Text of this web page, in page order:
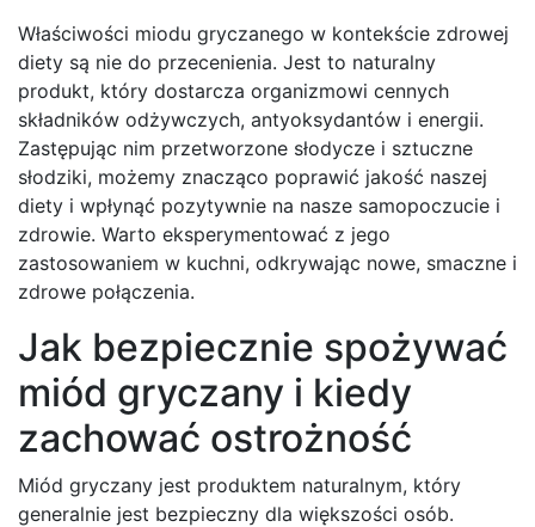
Właściwości miodu gryczanego w kontekście zdrowej
diety są nie do przecenienia. Jest to naturalny
produkt, który dostarcza organizmowi cennych
składników odżywczych, antyoksydantów i energii.
Zastępując nim przetworzone słodycze i sztuczne
słodziki, możemy znacząco poprawić jakość naszej
diety i wpłynąć pozytywnie na nasze samopoczucie i
zdrowie. Warto eksperymentować z jego
zastosowaniem w kuchni, odkrywając nowe, smaczne i
zdrowe połączenia.
Jak bezpiecznie spożywać
miód gryczany i kiedy
zachować ostrożność
Miód gryczany jest produktem naturalnym, który
generalnie jest bezpieczny dla większości osób.